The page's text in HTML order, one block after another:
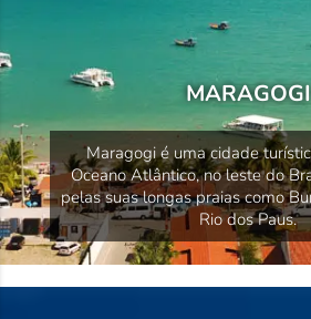
MARAGOGI
Maragogi é uma cidade
Oceano Atlântico, no leste do
pelas suas longas praias como
Rio dos Paus.